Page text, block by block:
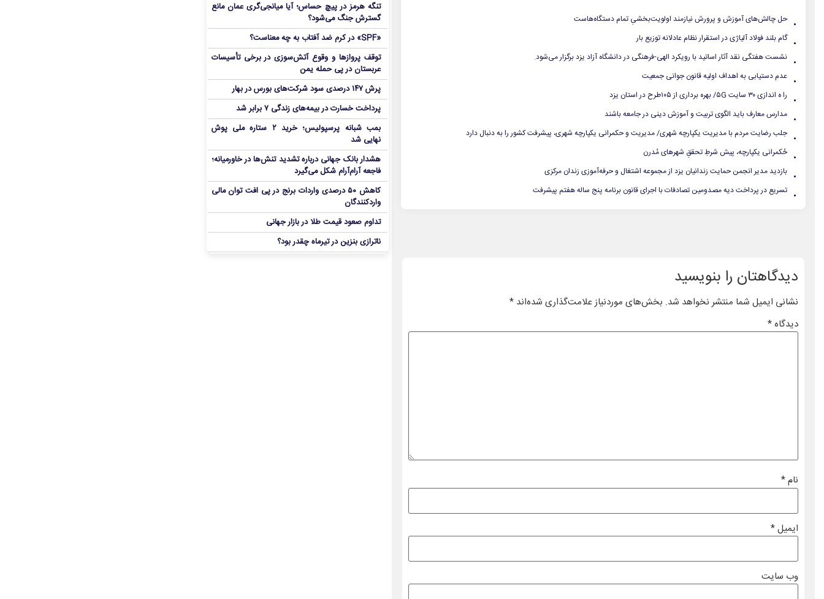
. حل چالش‌های آموزش و پرورش نیازمند اولویت‌بخشیِ تمام دستگاه‌هاست
. گام بلند فولاد آلیاژی در استقرار نظام عادلانه توزیع بار
. نشست هفتگی نقد آثار اساتید با رویکرد الهی-فرهنگی در دانشگاه آزاد یزد برگزار می‌شود.
. عدم دستیابی به اهداف اولیه قانون جوانی جمعیت
. را ه اندازی ۳۰ سایت ۵G/ بهره برداری از ۱۰۵طرح در استان یزد
. مدارس معارف باید الگوی تربیت و آموزش دینی در جامعه باشند
. جلب رضایت مردم با مدیریت یکپارچه شهری/ مدیریت و حکمرانی یکپارچه شهری، پیشرفت کشور را به دنبال دارد
. حُکمرانی یکپارچه، پیش شرطِ تحققِ شهرهای مُدرن
. بازدید مدیر انجمن حمایت زندانیان یزد از مجموعه اشتغال و حرفه‌آموزی زندان مرکزی
. تسریع در پرداخت دیه مصدومین تصادفات با اجرای قانون برنامه پنج ساله هفتم پیشرفت
دیدگاهتان را بنویسید
نشانی ایمیل شما منتشر نخواهد شد. بخش‌های موردنیاز علامت‌گذاری شده‌اند*
دیدگاه*
نام*
ایمیل*
وب‌ سایت
تنگه هرمز در پیچ حساس؛ آیا میانجی‌گری عمان مانع
گسترش جنگ می‌شود؟
«SPF» در کرم ضد آفتاب به چه معناست؟
توقف پروازها و وقوع آتش‌سوزی در برخی تأسیسات
عربستان در پی حمله یمن
پرش ۱۴۷ درصدی سود شرکت‌های بورس در بهار
پرداخت خسارت در بیمه‌های زندگی ۷ برابر شد
بمب شبانه پرسپولیس؛ خرید ۲ ستاره ملی پوش
نهایی شد
هشدار بانک جهانی درباره تشدید تنش‌ها در خاورمیانه؛
فاجعه آرام‌آرام شکل می‌گیرد
کاهش ۵۰ درصدی واردات برنج در پی افت توان مالی
واردکنندگان
تداوم صعود قیمت طلا در بازار جهانی
ناترازی بنزین در تیرماه چقدر بود؟